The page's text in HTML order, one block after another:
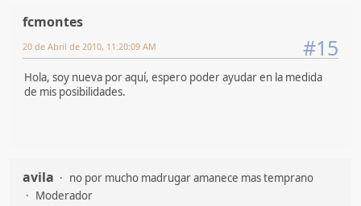
fcmontes
#15
20 de Abril de 2010, 11:20:09 AM
Hola, soy nueva por aquí, espero poder ayudar en la medida
de mis posibilidades.
avila
no por mucho madrugar amanece mas temprano
Moderador